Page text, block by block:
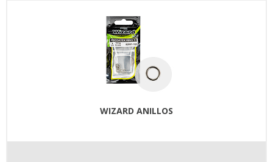
WIZARD ANILLOS